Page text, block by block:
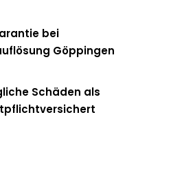
bei
Göppingen
Schäden als